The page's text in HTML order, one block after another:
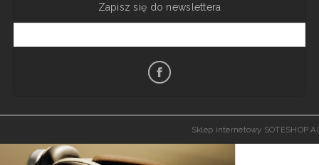
Zapisz się do newslettera
Sklep internetowy SOTESHOP AI